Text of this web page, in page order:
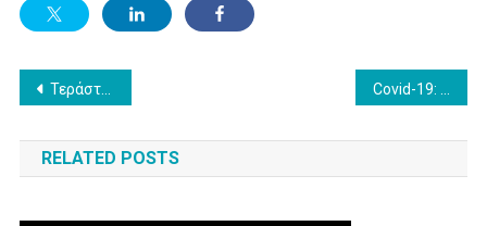
Post
navigation
Τεράστια προσπάθεια στην ΕΡΤ, αλλά δεν έλαβαν όλοι το μήνυμα της κυβέρνησης
RELATED POSTS